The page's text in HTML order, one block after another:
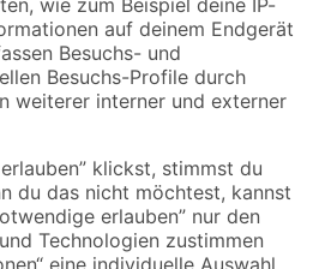
Versandarten